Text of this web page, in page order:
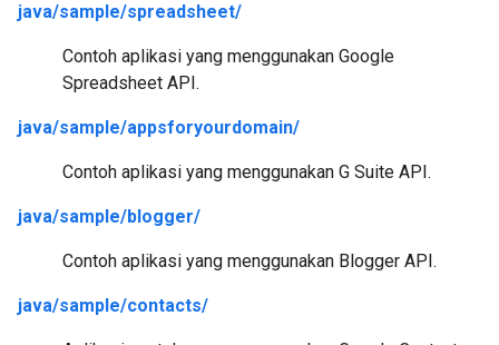
java/sample/spreadsheet/
Contoh aplikasi yang menggunakan Google
Spreadsheet API.
java/sample/appsforyourdomain/
Contoh aplikasi yang menggunakan G Suite API.
java/sample/blogger/
Contoh aplikasi yang menggunakan Blogger API.
java/sample/contacts/